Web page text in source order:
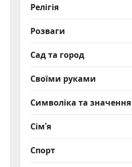
Релігія
Розваги
Сад та город
Своїми руками
Символіка та значення
Сім’я
Спорт